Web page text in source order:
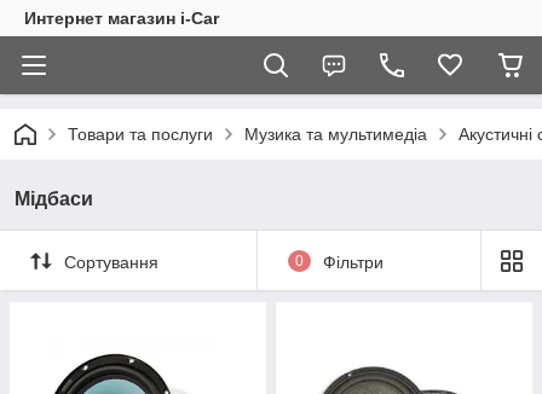
Интернет магазин i-Car
Товари та послуги Музика та мультимедіа Акустичні
Мідбаси
Сортування 0 Фільтри